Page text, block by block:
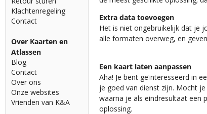
Klachtenregeling
Contact
Over Kaarten en
Atlassen
Blog
Contact
Over ons
Onze websites
Vrienden van K&A
Extra data toevoegen
Het is niet ongebruikelijk dat je
alle formaten overweg, en
Een kaart laten aanpassen
Aha! Je bent geïnteresseerd in
je goed van dienst zijn. Mocht
waarna je als eindresultaat een
oplossing.